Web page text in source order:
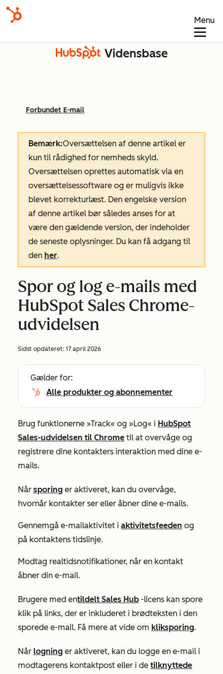
Menu
Vidensbase
Forbundet E-mail
Bemærk:Oversættelsen af denne artikel er
kun til rådighed for nemheds skyld.
Oversættelsen oprettes automatisk via en
oversættelsessoftware og er muligvis ikke
blevet korrekturlæst. Den engelske version
af denne artikel bør således anses for at
være den gældende version, der indeholder
de seneste oplysninger. Du kan få adgang til
den her.
Spor og log e-mails med
HubSpot Sales Chrome-
udvidelsen
Sidst opdateret: 17 april 2026
Gælder for:
Alle produkter og abonnementer
Brug funktionerne »Track« og »Log« i HubSpot
Sales-udvidelsen til Chrome til at overvåge og
registrere dine kontakters interaktion med dine e-
mails.
Når sporing er aktiveret, kan du overvåge,
hvornår kontakter ser eller åbner dine e-mails.
Gennemgå e-mailaktivitet i aktivitetsfeeden og
på kontaktens tidslinje.
Modtag realtidsnotifikationer, når en kontakt
åbner din e-mail.
Brugere med entildelt Sales Hub -licens kan spore
klik på links, der er inkluderet i brødteksten i den
sporede e-mail. Få mere at vide om kliksporing.
Når logning er aktiveret, kan du logge en e-mail i
modtagerens kontaktpost eller i de tilknyttede